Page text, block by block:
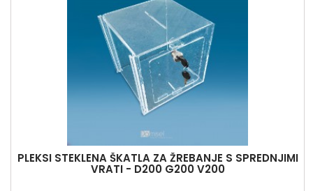
PLEKSI STEKLENA ŠKATLA ZA ŽREBANJE S SPREDNJIMI
VRATI - D200 G200 V200